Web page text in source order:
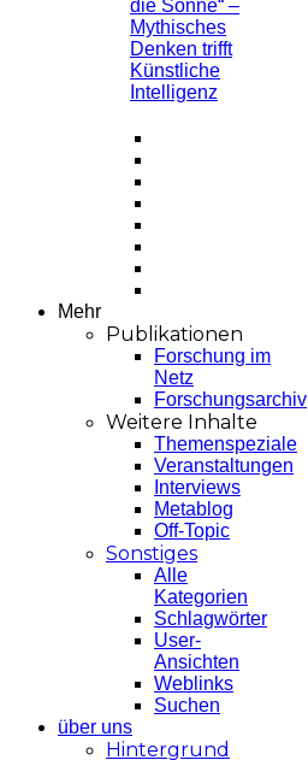
Mehr
Publikationen
Forschung im
Netz
Forschungsarchiv
Weitere Inhalte
Themenspeziale
Veranstaltungen
Interviews
Metablog
Off-Topic
Sonstiges
Alle
Kategorien
Schlagwörter
User-
Ansichten
Weblinks
Suchen
über uns
Hintergrund